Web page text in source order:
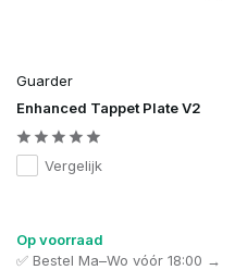
Guarder
Enhanced Tappet Plate V2
Vergelijk
Op voorraad
✅ Bestel Ma–Wo vóór 18:00 →